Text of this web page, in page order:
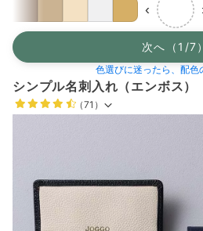
‹
シンプル名刺入れ（エンボス）
（71）
次へ（1/7）
色選びに迷ったら、配色